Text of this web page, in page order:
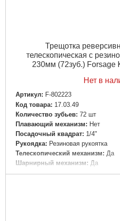
Трещотка
телескопическая с
230мм (72зуб.) Forsage
Нет в
Артикул: F-802223
Код товара: 17.03.49
Количество зубьев: 72 шт
Плавающий механизм: Нет
Посадочный квадрат: 1/4"
Рукоядка: Резиновая рукоятка
Телескопический механизм: Да
Шарнирный механизм: Да
Габариты упаковки: 185x3x30 мм